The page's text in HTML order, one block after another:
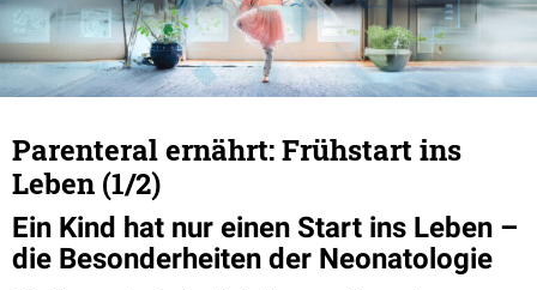
Parenteral ernährt: Frühstart ins
Leben (1/2)
Ein Kind hat nur einen Start ins Leben –
die Besonderheiten der Neonatologie